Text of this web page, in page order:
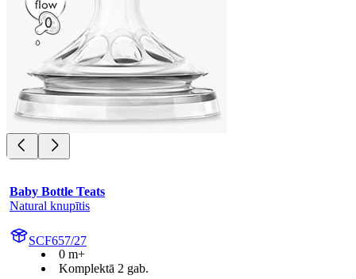
Baby Bottle Teats
Natural knupītis
SCF657/27
0 m+
Komplektā 2 gab.